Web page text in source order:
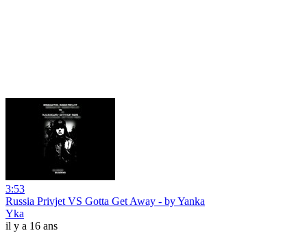
3:53
Russia Privjet VS Gotta Get Away - by Yanka
Yka
il y a 16 ans